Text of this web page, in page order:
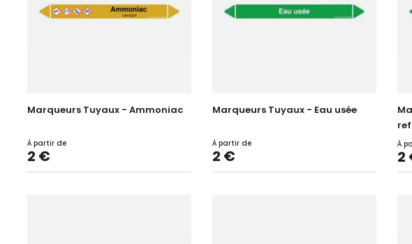
Marqueurs Tuyaux - Ammoniac
À partir de
Prix
2 €
Marqueurs Tuyaux - Eau usée
À partir de
Prix
2 €
À
2